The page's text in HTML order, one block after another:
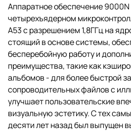
Аппаратное обеспечение 9000N
четырехъядерном
A53 с разрешением 1,8ГГц на
стоящий в основе системы,
бесперебойную работу и
преимущества, такие как
альбомов - для более быстрой
сопроводительных файлов с
улучшает пользовательские
визуальную эстетику. С тех
десяти лет назад был выпущен